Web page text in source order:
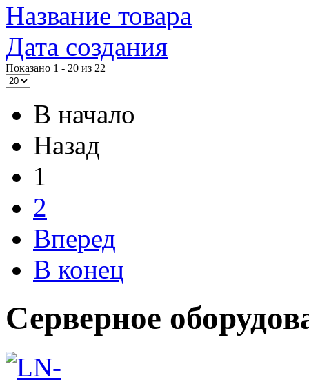
Название товара
Дата создания
Показано 1 - 20 из 22
В начало
Назад
1
2
Вперед
В конец
Серверное